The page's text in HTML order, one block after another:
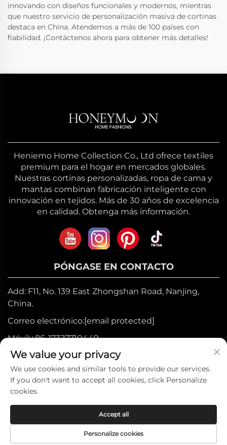
innovando con diseños funcionales y modernos, mientras
que nuestro servicio de personalización masiva de cortinas
destaca en China. Atendemos a más de 100 países con
fiabilidad. ¡Contáctenos ahora para obtener más detalles!
Heniemo Home Collection Co., Ltd ofrece textiles
premium para el hogar en mercados globales.
Nuestras cortinas personalizadas, ropa de cama y
mantas combinan fabricación inteligente con
innovación en tejidos. Más de 30 años de excelencia
en calidad. Obtenga más información.
PÓNGASE EN CONTACTO
Add: F11, No. 139 East Zhongshan Road, Nanjing,
China.
Correo electrónico:[email protected]
Móvil:+86-17327710449
Tel:+86-025-84573776
Derechos de autor © 2025 por Heniemo
Home Collection Co., Ltd. — Política de
privacidad
We value your privacy
We use cookies and similar tools to provide our services.
If you don't want to accept all cookies, click Personalize
cookies.
Personalize cookies
Accept all